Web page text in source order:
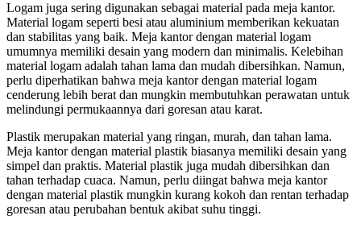
Logam juga sering digunakan sebagai material pada meja kantor.
Material logam seperti besi atau aluminium memberikan kekuatan
dan stabilitas yang baik. Meja kantor dengan material logam
umumnya memiliki desain yang modern dan minimalis. Kelebihan
material logam adalah tahan lama dan mudah dibersihkan. Namun,
perlu diperhatikan bahwa meja kantor dengan material logam
cenderung lebih berat dan mungkin membutuhkan perawatan untuk
melindungi permukaannya dari goresan atau karat.
Plastik merupakan material yang ringan, murah, dan tahan lama.
Meja kantor dengan material plastik biasanya memiliki desain yang
simpel dan praktis. Material plastik juga mudah dibersihkan dan
tahan terhadap cuaca. Namun, perlu diingat bahwa meja kantor
dengan material plastik mungkin kurang kokoh dan rentan terhadap
goresan atau perubahan bentuk akibat suhu tinggi.